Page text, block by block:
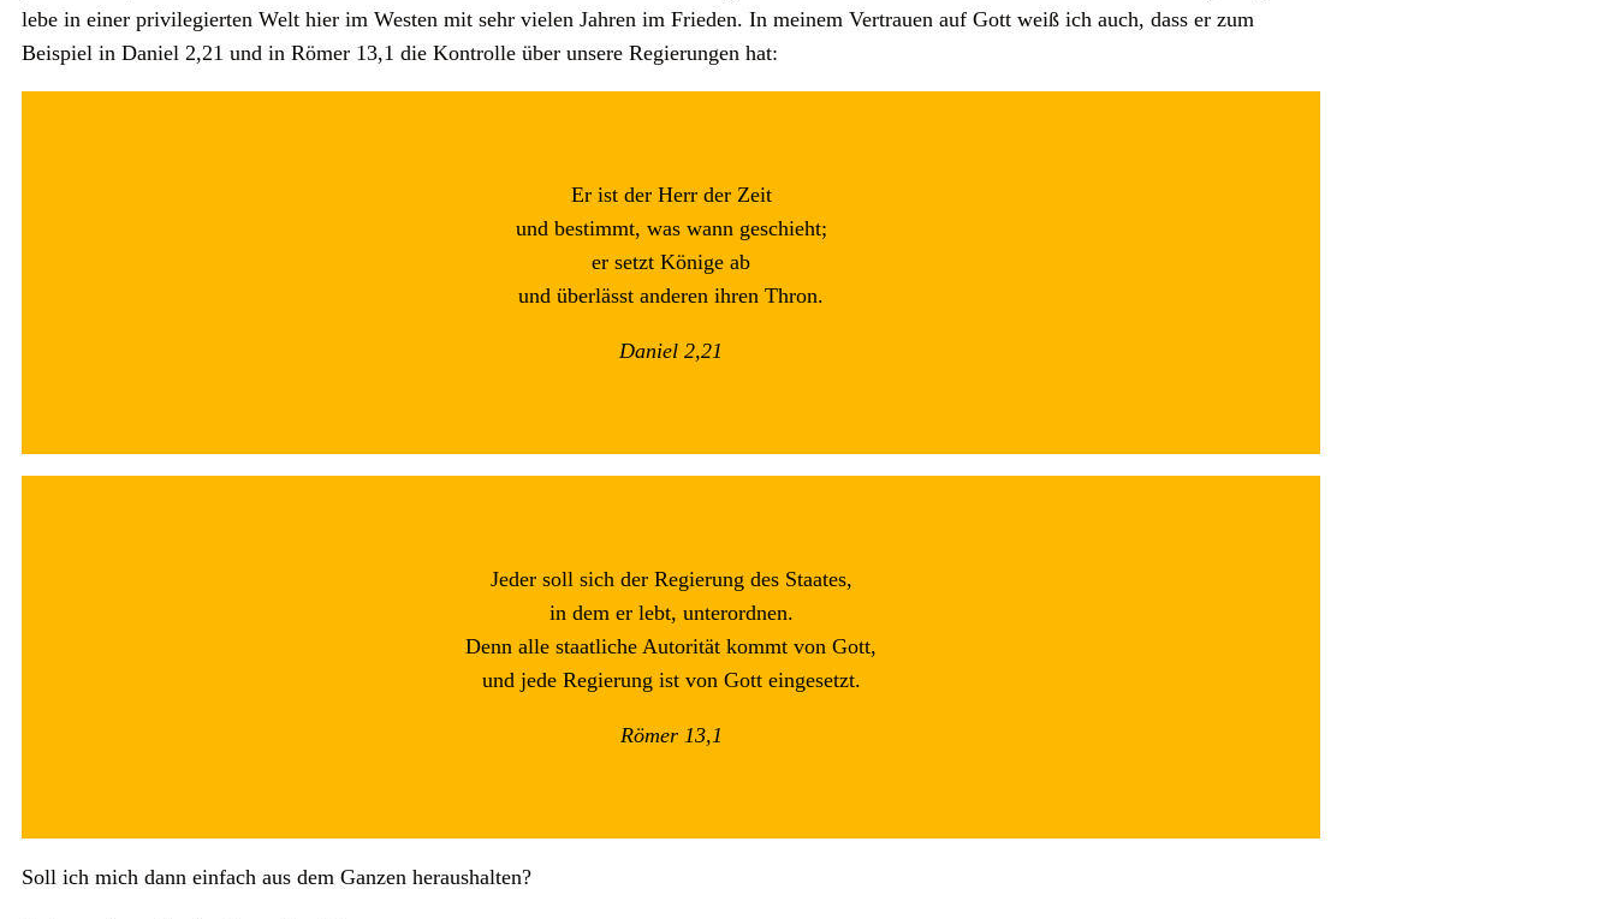
lebe in einer privilegierten Welt hier im Westen mit sehr vielen Jahren im Frieden. In meinem Vertrauen auf Gott weiß ich auch, dass er zum
Beispiel in Daniel 2,21 und in Römer 13,1 die Kontrolle über unsere Regierungen hat:
Er ist der Herr der Zeit
und bestimmt, was wann geschieht;
er setzt Könige ab
und überlässt anderen ihren Thron.
Daniel 2,21
Jeder soll sich der Regierung des Staates,
in dem er lebt, unterordnen.
Denn alle staatliche Autorität kommt von Gott,
und jede Regierung ist von Gott eingesetzt.
Römer 13,1
Soll ich mich dann einfach aus dem Ganzen heraushalten?